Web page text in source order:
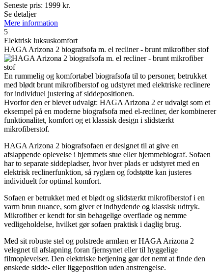
Seneste pris: 1999 kr.
Se detaljer
Mere information
5
Elektrisk luksuskomfort
HAGA Arizona 2 biografsofa m. el recliner - brunt mikrofiber stof
En rummelig og komfortabel biografsofa til to personer, betrukket
med blødt brunt mikrofiberstof og udstyret med elektriske reclinere
for individuel justering af siddepositionen.
Hvorfor den er blevet udvalgt: HAGA Arizona 2 er udvalgt som et
eksempel på en moderne biografsofa med el-recliner, der kombinerer
funktionalitet, komfort og et klassisk design i slidstærkt
mikrofiberstof.
HAGA Arizona 2 biografsofaen er designet til at give en
afslappende oplevelse i hjemmets stue eller hjemmebiograf. Sofaen
har to separate siddepladser, hvor hver plads er udstyret med en
elektrisk reclinerfunktion, så ryglæn og fodstøtte kan justeres
individuelt for optimal komfort.
Sofaen er betrukket med et blødt og slidstærkt mikrofiberstof i en
varm brun nuance, som giver et indbydende og klassisk udtryk.
Mikrofiber er kendt for sin behagelige overflade og nemme
vedligeholdelse, hvilket gør sofaen praktisk i daglig brug.
Med sit robuste stel og polstrede armlæn er HAGA Arizona 2
velegnet til afslapning foran fjernsynet eller til hyggelige
filmoplevelser. Den elektriske betjening gør det nemt at finde den
ønskede sidde- eller liggeposition uden anstrengelse.